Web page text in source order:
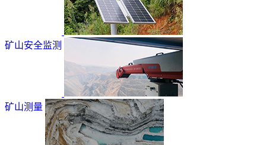
矿山安全监测
矿山测量